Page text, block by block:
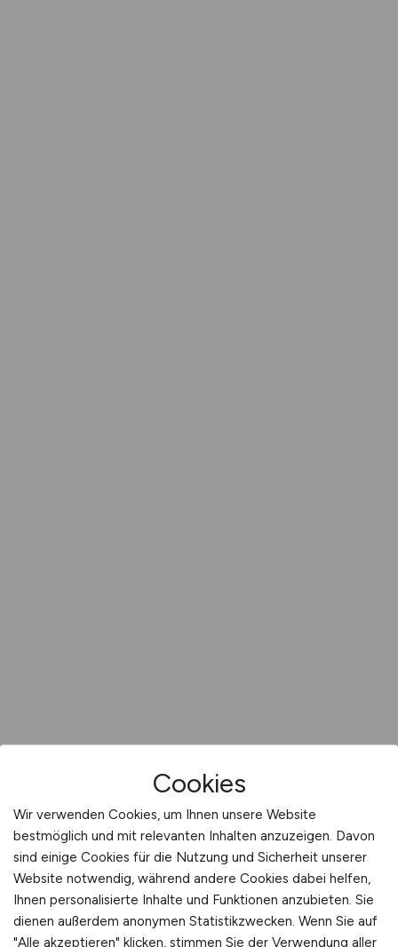
Cookies
Wir verwenden Cookies, um Ihnen unsere Website
bestmöglich und mit relevanten Inhalten anzuzeigen. Davon
sind einige Cookies für die Nutzung und Sicherheit unserer
Website notwendig, während andere Cookies dabei helfen,
Ihnen personalisierte Inhalte und Funktionen anzubieten. Sie
dienen außerdem anonymen Statistikzwecken. Wenn Sie auf
"Alle akzeptieren" klicken, stimmen Sie der Verwendung aller